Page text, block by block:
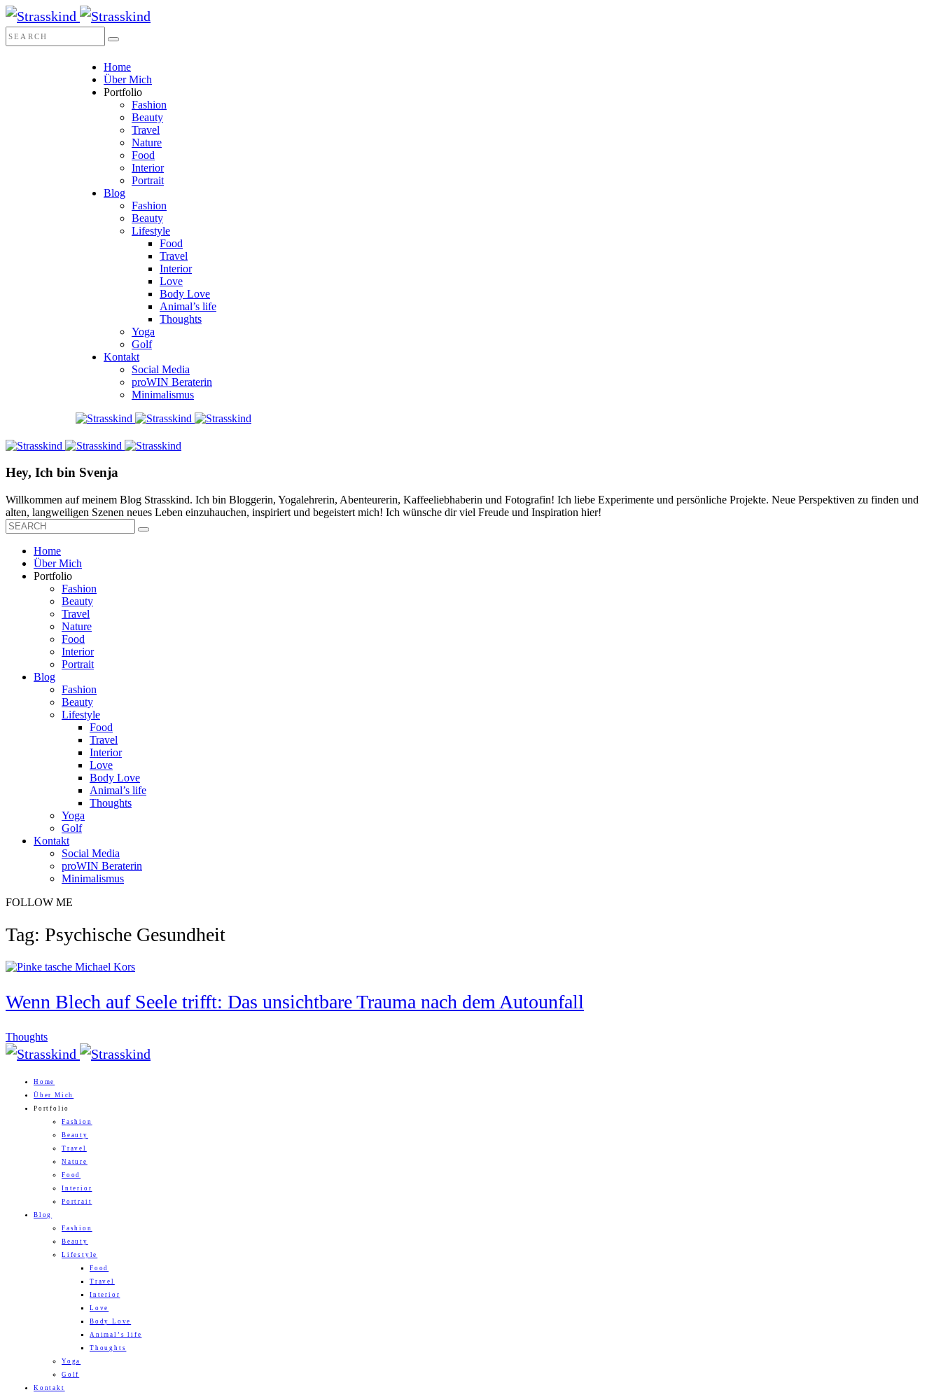
Home
Über Mich
Portfolio
Fashion
Beauty
Travel
Nature
Food
Interior
Portrait
Blog
Fashion
Beauty
Lifestyle
Food
Travel
Interior
Love
Body Love
Animal’s life
Thoughts
Yoga
Golf
Kontakt
Social Media
proWIN Beraterin
Minimalismus
Hey, Ich bin Svenja
Willkommen auf meinem Blog Strasskind. Ich bin Bloggerin, Yogalehrerin, Abenteurerin, Kaffeeliebhaberin und Fotografin! Ich liebe Experimente und persönliche Projekte. Neue Perspektiven zu finden und
alten, langweiligen Szenen neues Leben einzuhauchen, inspiriert und begeistert mich! Ich wünsche dir viel Freude und Inspiration hier!
Home
Über Mich
Portfolio
Fashion
Beauty
Travel
Nature
Food
Interior
Portrait
Blog
Fashion
Beauty
Lifestyle
Food
Travel
Interior
Love
Body Love
Animal’s life
Thoughts
Yoga
Golf
Kontakt
Social Media
proWIN Beraterin
Minimalismus
FOLLOW ME
Tag: Psychische Gesundheit
Wenn Blech auf Seele trifft: Das unsichtbare Trauma nach dem Autounfall
Thoughts
Home
Über Mich
Portfolio
Fashion
Beauty
Travel
Nature
Food
Interior
Portrait
Blog
Fashion
Beauty
Lifestyle
Food
Travel
Interior
Love
Body Love
Animal’s life
Thoughts
Yoga
Golf
Kontakt